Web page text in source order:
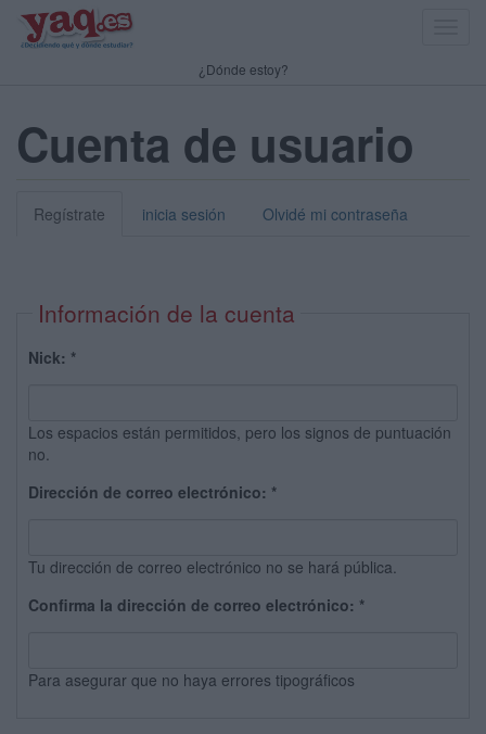
¿Dónde estoy?
Cuenta de usuario
Regístrate inicia sesión Olvidé mi contraseña
Información de la cuenta
Nick: *
Los espacios están permitidos, pero los signos de puntuación
no.
Dirección de correo electrónico: *
Tu dirección de correo electrónico no se hará pública.
Confirma la dirección de correo electrónico: *
Para asegurar que no haya errores tipográficos